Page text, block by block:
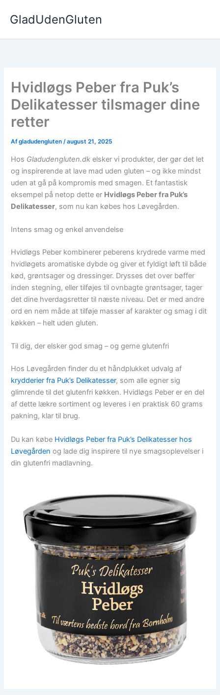
GladUdenGluten
Hvidløgs Peber fra Puk’s
Delikatesser tilsmager dine
retter
Afgladudengluten/august 21, 2025
Hos Gladudengluten.dk elsker vi produkter, der gør det let
og inspirerende at lave mad uden gluten – og ikke mindst
uden at gå på kompromis med smagen. Et fantastisk
eksempel på netop dette er Hvidløgs Peber fra Puk’s
Delikatesser, som nu kan købes hos Løvegården.
Intens smag og enkel anvendelse
Hvidløgs Peber kombinerer peberens krydrede varme med
hvidløgets aromatiske dybde og giver et fyldigt løft til både
kød, grøntsager og dressinger. Drysses det over bøffer
inden stegning, eller tilføjes til ovnbagte grøntsager, tager
det dine hverdagsretter til næste niveau. Det er med andre
ord en nem måde at tilføje masser af karakter og smag i dit
køkken – helt uden gluten.
Til dig, der elsker god smag – og gerne glutenfri
Hos Løvegården finder du et håndplukket udvalg af
krydderier fra Puk’s Delikatesser, som alle egner sig
glimrende til det glutenfri køkken. Hvidløgs Peber er en del
af dette lækre sortiment og leveres i en praktisk 60 grams
pakning, klar til brug.
Du kan købe Hvidløgs Peber fra Puk’s Delikatesser hos
Løvegården og lade dig inspirere til nye smagsoplevelser i
din glutenfri madlavning.